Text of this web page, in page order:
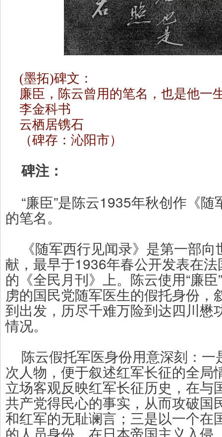
(墨拓)碑文：
廉臣，陈云曾用的笔名，也是他一
李金科书
云栖居镌石
（碑存：沁阳市）
碑注：
“廉臣”是陈云1935年秋创作《
的笔名。
《随军西行见闻录》是第一部
献，最早于1936年春公开发表在
的《全民月刊》上。陈云使用“廉
虏的国民党随军医生的假托身份，
到出发，历尽千难万险到达四川懋
情况。
陈云假托军医身份用意深刻：
次人物，便于叙述红军长征的全局
立场客观反映红军长征历史，在与
共产党得民心的事实，从而攻破国
和红军的无耻谰言；三是以一个在
的人员身份，在日本帝国主义入侵